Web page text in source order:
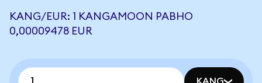
KANG/EUR: 1 KANGAMOON РАВНО
0,00009478 EUR